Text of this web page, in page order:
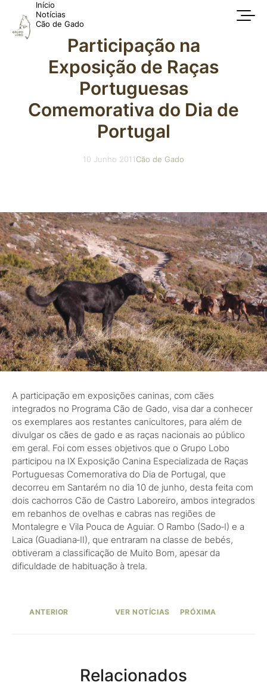
Início
Notícias
Cão de Gado
Participação na
Exposição de Raças
Portuguesas
Comemorativa do Dia de
Portugal
10 Junho 2011Cão de Gado
A participação em exposições caninas, com cães
integrados no Programa Cão de Gado, visa dar a conhecer
os exemplares aos restantes canicultores, para além de
divulgar os cães de gado e as raças nacionais ao público
em geral. Foi com esses objetivos que o Grupo Lobo
participou na IX Exposição Canina Especializada de Raças
Portuguesas Comemorativa do Dia de Portugal, que
decorreu em Santarém no dia 10 de junho, desta feita com
dois cachorros Cão de Castro Laboreiro, ambos integrados
em rebanhos de ovelhas e cabras nas regiões de
Montalegre e Vila Pouca de Aguiar. O Rambo (Sado‑I) e a
Laica (Guadiana‑II), que entraram na classe de bebés,
obtiveram a classificação de Muito Bom, apesar da
dificuldade de habituação à trela.
ANTERIOR VER NOTÍCIAS PRÓXIMA
Relacionados